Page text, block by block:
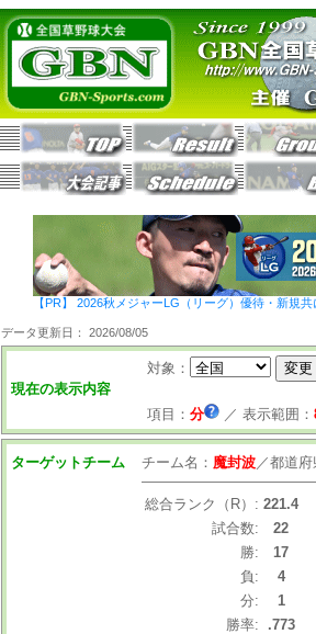
【PR】 2026秋メジャーLG（リーグ）優待・新規
データ更新日： 2026/08/05
現在の表示内容
対象：
項目： 分 ／ 表示範囲：
ターゲットチーム チーム名： 魔封波／都道府
総合ランク（R）: 221.4
試合数:
22
勝:
17
負:
4
分:
1
勝率:
.773